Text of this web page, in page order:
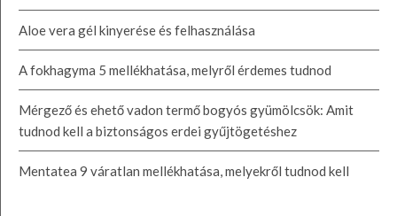
Aloe vera gél kinyerése és felhasználása
A fokhagyma 5 mellékhatása, melyről érdemes tudnod
Mérgező és ehető vadon termő bogyós gyümölcsök: Amit
tudnod kell a biztonságos erdei gyűjtögetéshez
Mentatea 9 váratlan mellékhatása, melyekről tudnod kell